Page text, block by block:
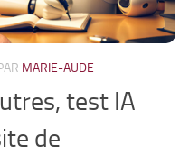
MARIE-AUDE
test IA
de